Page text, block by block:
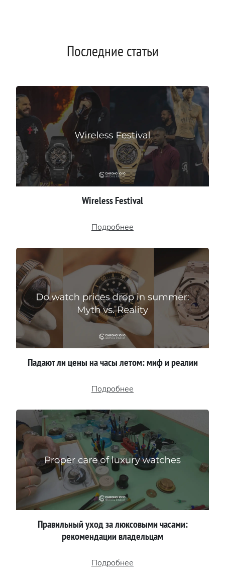
Последние статьи
Wireless Festival
Подробнее
Падают ли цены на часы летом: миф и реалии
Подробнее
Правильный уход за люксовыми часами:
рекомендации владельцам
Подробнее